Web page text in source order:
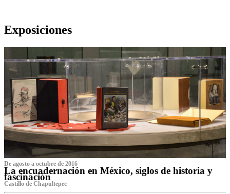
Exposiciones
De agosto a octubre de 2016
La encuadernación en México, siglos de historia y
fascinación
Castillo de Chapultepec